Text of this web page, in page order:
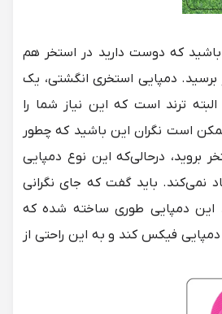
باشید که دوست دارید در استخر هم
دمپایی استخری انگشتی، یک
ترند است که این نیاز شما را
ممکن است نگران این باشید که چطور
بروید، درحالی‌که این نوع دمپایی
نمی‌کند. باید گفت که جای نگرانی
این دمپایی طوری ساخته شده که
دمپایی فیکس کند و به این راحتی از